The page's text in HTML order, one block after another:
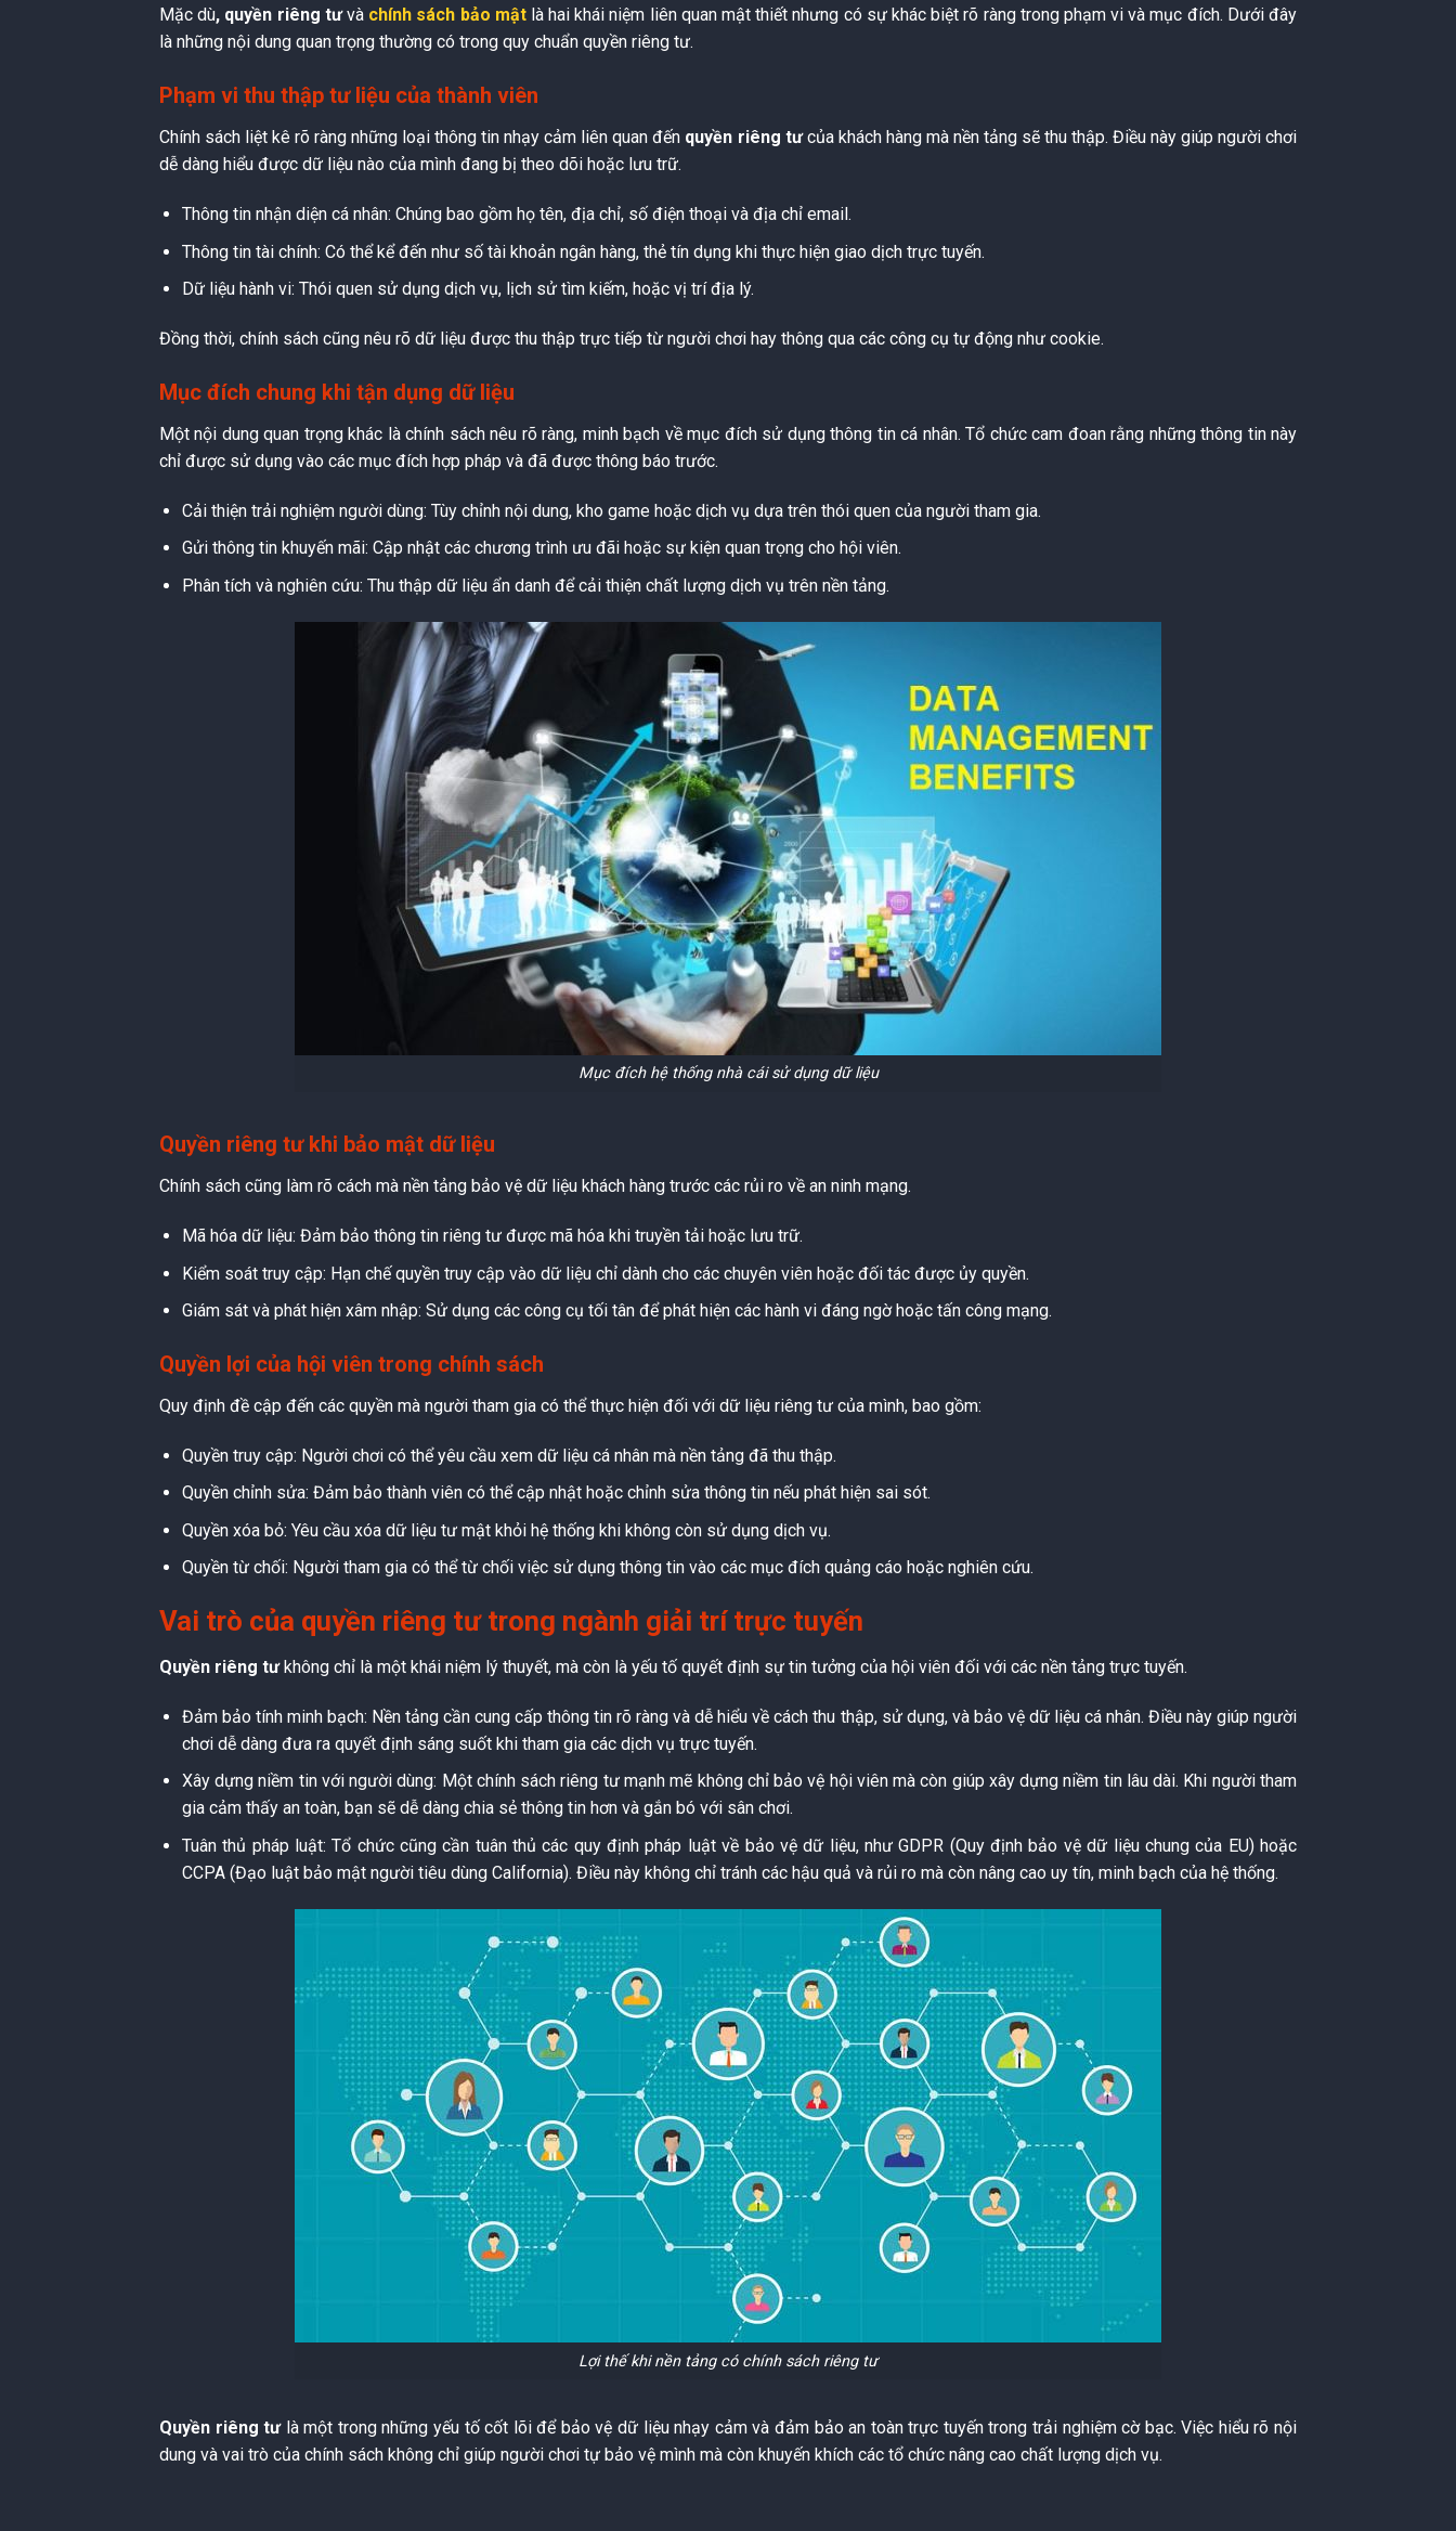
Mặc dù, quyền riêng tưvà chính sách bảo mậtlà hai khái niệm liên quan mật thiết nhưng có sự khác biệt rõ ràng trong phạm vi và mục đích. Dưới đây
là những nội dung quan trọng thường có trong quy chuẩn quyền riêng tư.
Phạm vi thu thập tư liệu của thành viên
Chính sách liệt kê rõ ràng những loại thông tin nhạy cảm liên quan đến quyền riêng tưcủa khách hàng mà nền tảng sẽ thu thập. Điều này giúp người chơi
dễ dàng hiểu được dữ liệu nào của mình đang bị theo dõi hoặc lưu trữ.
Thông tin nhận diện cá nhân: Chúng bao gồm họ tên, địa chỉ, số điện thoại và địa chỉ email.
Thông tin tài chính: Có thể kể đến như số tài khoản ngân hàng, thẻ tín dụng khi thực hiện giao dịch trực tuyến.
Dữ liệu hành vi: Thói quen sử dụng dịch vụ, lịch sử tìm kiếm, hoặc vị trí địa lý.
Đồng thời, chính sách cũng nêu rõ dữ liệu được thu thập trực tiếp từ người chơi hay thông qua các công cụ tự động như cookie.
Mục đích chung khi tận dụng dữ liệu
Một nội dung quan trọng khác là chính sách nêu rõ ràng, minh bạch về mục đích sử dụng thông tin cá nhân. Tổ chức cam đoan rằng những thông tin này
chỉ được sử dụng vào các mục đích hợp pháp và đã được thông báo trước.
Cải thiện trải nghiệm người dùng: Tùy chỉnh nội dung, kho game hoặc dịch vụ dựa trên thói quen của người tham gia.
Gửi thông tin khuyến mãi: Cập nhật các chương trình ưu đãi hoặc sự kiện quan trọng cho hội viên.
Phân tích và nghiên cứu: Thu thập dữ liệu ẩn danh để cải thiện chất lượng dịch vụ trên nền tảng.
Mục đích hệ thống nhà cái sử dụng dữ liệu
Quyền riêng tư khi bảo mật dữ liệu
Chính sách cũng làm rõ cách mà nền tảng bảo vệ dữ liệu khách hàng trước các rủi ro về an ninh mạng.
Mã hóa dữ liệu: Đảm bảo thông tin riêng tư được mã hóa khi truyền tải hoặc lưu trữ.
Kiểm soát truy cập: Hạn chế quyền truy cập vào dữ liệu chỉ dành cho các chuyên viên hoặc đối tác được ủy quyền.
Giám sát và phát hiện xâm nhập: Sử dụng các công cụ tối tân để phát hiện các hành vi đáng ngờ hoặc tấn công mạng.
Quyền lợi của hội viên trong chính sách
Quy định đề cập đến các quyền mà người tham gia có thể thực hiện đối với dữ liệu riêng tư của mình, bao gồm:
Quyền truy cập: Người chơi có thể yêu cầu xem dữ liệu cá nhân mà nền tảng đã thu thập.
Quyền chỉnh sửa: Đảm bảo thành viên có thể cập nhật hoặc chỉnh sửa thông tin nếu phát hiện sai sót.
Quyền xóa bỏ: Yêu cầu xóa dữ liệu tư mật khỏi hệ thống khi không còn sử dụng dịch vụ.
Quyền từ chối: Người tham gia có thể từ chối việc sử dụng thông tin vào các mục đích quảng cáo hoặc nghiên cứu.
Vai trò của quyền riêng tư trong ngành giải trí trực tuyến
Quyền riêng tưkhông chỉ là một khái niệm lý thuyết, mà còn là yếu tố quyết định sự tin tưởng của hội viên đối với các nền tảng trực tuyến.
Đảm bảo tính minh bạch: Nền tảng cần cung cấp thông tin rõ ràng và dễ hiểu về cách thu thập, sử dụng, và bảo vệ dữ liệu cá nhân. Điều này giúp người
chơi dễ dàng đưa ra quyết định sáng suốt khi tham gia các dịch vụ trực tuyến.
Xây dựng niềm tin với người dùng: Một chính sách riêng tư mạnh mẽ không chỉ bảo vệ hội viên mà còn giúp xây dựng niềm tin lâu dài. Khi người tham
gia cảm thấy an toàn, bạn sẽ dễ dàng chia sẻ thông tin hơn và gắn bó với sân chơi.
Tuân thủ pháp luật: Tổ chức cũng cần tuân thủ các quy định pháp luật về bảo vệ dữ liệu, như GDPR (Quy định bảo vệ dữ liệu chung của EU) hoặc
CCPA (Đạo luật bảo mật người tiêu dùng California). Điều này không chỉ tránh các hậu quả và rủi ro mà còn nâng cao uy tín, minh bạch của hệ thống.
Lợi thế khi nền tảng có chính sách riêng tư
Quyền riêng tư là một trong những yếu tố cốt lõi để bảo vệ dữ liệu nhạy cảm và đảm bảo an toàn trực tuyến trong trải nghiệm cờ bạc. Việc hiểu rõ nội
dung và vai trò của chính sách không chỉ giúp người chơi tự bảo vệ mình mà còn khuyến khích các tổ chức nâng cao chất lượng dịch vụ.